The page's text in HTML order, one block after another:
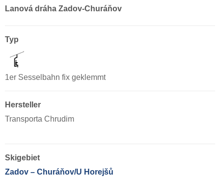
Lanová dráha Zadov-Churáňov
Typ
1er Sesselbahn fix geklemmt
Hersteller
Transporta Chrudim
Skigebiet
Zadov – Churáňov/​U Horejšů